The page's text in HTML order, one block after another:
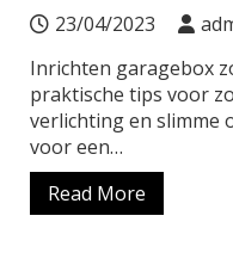
23/04/2023
Inrichten garagebox
praktische tips voor
verlichting en slimme
voor een…
Read More